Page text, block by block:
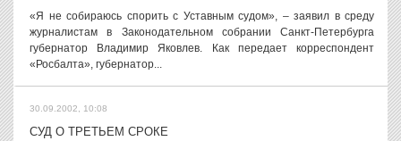
«Я не собираюсь спорить с Уставным судом», – заявил в среду
журналистам в Законодательном собрании Санкт-Петербурга
губернатор Владимир Яковлев. Как передает корреспондент
«Росбалта», губернатор...
30.09.2002, 10:08
СУД О ТРЕТЬЕМ СРОКЕ